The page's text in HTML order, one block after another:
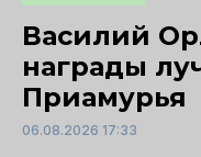
Василий
награды
Приамурья
06.08.2026 17:33